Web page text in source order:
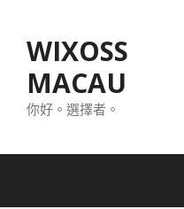
WIXOSS
MACAU
你好。選擇者。